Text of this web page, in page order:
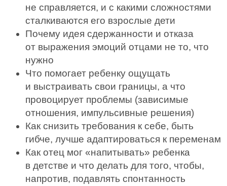
не справляется, и с какими сложностями
сталкиваются его взрослые дети
Почему идея сдержанности и отказа
от выражения эмоций отцами не то, что
нужно
Что помогает ребенку ощущать
и выстраивать свои границы, а что
провоцирует проблемы (зависимые
отношения, импульсивные решения)
Как снизить требования к себе, быть
гибче, лучше адаптироваться к переменам
Как отец мог «напитывать» ребенка
в детстве и что делать для того, чтобы,
напротив, подавлять спонтанность